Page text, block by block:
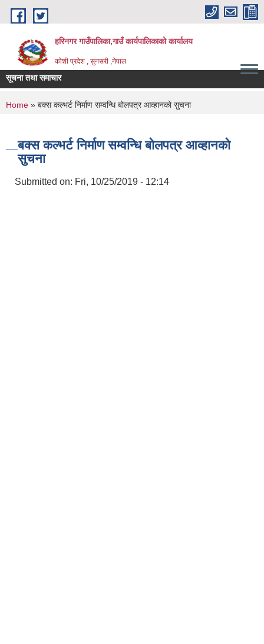
Skip to main content
हरिनगर गाउँपालिका,गाउँ कार्यपालिकाको कार्यालय
कोशी प्रदेश , सुनसरी ,नेपाल
सूचना तथा समाचार
You are here
Home » बक्स कल्भर्ट निर्माण सम्वन्धि बोलपत्र आव्हानको सुचना
बक्स कल्भर्ट निर्माण सम्वन्धि बोलपत्र आव्हानको
सुचना
Submitted on: Fri, 10/25/2019 - 12:14